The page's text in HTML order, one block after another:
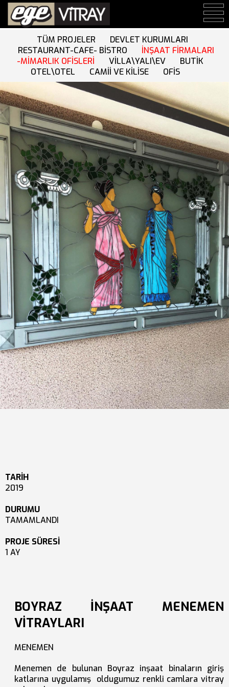
TÜM PROJELER
DEVLET KURUMLARI
RESTAURANT-CAFE- BİSTRO
İNŞAAT FİRMALARI
-MİMARLIK OFİSLERİ
VİLLA\YALI\EV
BUTİK
OTEL\OTEL
CAMİİ VE KİLİSE OFİS
TARİH
2019
DURUMU
TAMAMLANDI
PROJE SÜRESİ
1 AY
BOYRAZ İNŞAAT MENEMEN
VİTRAYLARI
MENEMEN
Menemen de bulunan Boyraz inşaat binaların giriş
katlarına uygulamış oldugumuz renkli camlara vitray